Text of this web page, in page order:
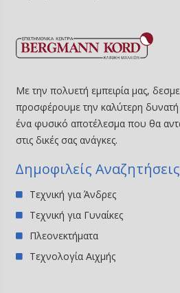
Με την πολυετή εμπειρία μας,
προσφέρουμε την καλύτερη
ένα φυσικό αποτέλεσμα που θα
στις δικές σας ανάγκες.
∆ημοφιλείς Αναζητήσεις
Τεχνική για Άνδρες
Τεχνική για Γυναίκες
Πλεονεκτήματα
Τεχνολογία Αιχμής